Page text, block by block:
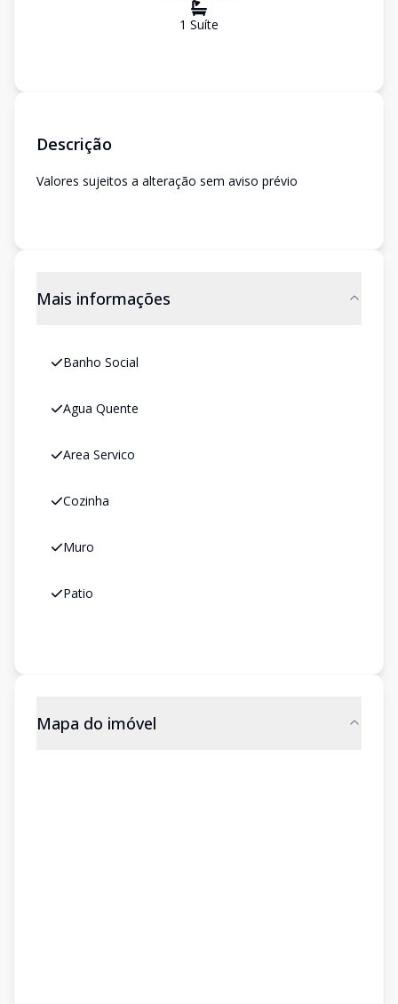
1 Suíte
Descrição
Valores sujeitos a alteração sem aviso prévio
Mais informações
Banho Social
Agua Quente
Area Servico
Cozinha
Muro
Patio
Mapa do imóvel